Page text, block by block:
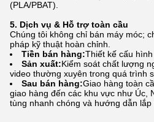
(PLA/PBAT).
5. Dịch vụ & Hỗ trợ toàn cầu
Chúng tôi không chỉ bán máy móc;
pháp kỹ thuật hoàn chỉnh.
Tiền bán hàng:Thiết kế cấu
Sản xuất:Kiểm soát chất lượng
video thường xuyên trong quá trình
Sau bán hàng:Giao hàng toàn
giao hàng đến các khu vực như Úc,
tùng nhanh chóng và hướng dẫn lắp